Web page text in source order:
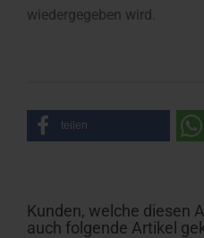
wiedergegeben wird.
teilen
Kunden, welche diesen
auch folgende Artikel